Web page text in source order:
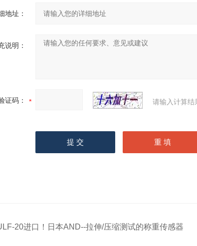
地址：
说明：
证码： 请输入计算结
20进口！日本AND--拉伸/压缩测试的称重传感器